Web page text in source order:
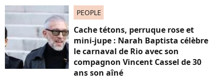
PEOPLE
Cache tétons, perruque rose et
mini-jupe : Narah Baptista célèbre
le carnaval de Rio avec son
compagnon Vincent Cassel de 30
ans son aîné